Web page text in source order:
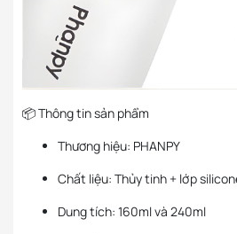
📦 Thông tin sản phẩm
Thương hiệu: PHANPY
Chất liệu: Thủy tinh + lớp
Dung tích: 160ml và 240ml